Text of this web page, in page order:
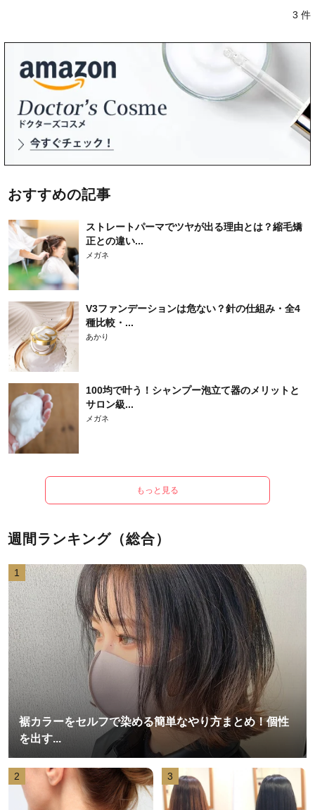
3 件
おすすめの記事
ストレートパーマでツヤが出る理由とは？縮毛矯
正との違い...
メガネ
V3ファンデーションは危ない？針の仕組み・全4
種比較・...
あかり
100均で叶う！シャンプー泡立て器のメリットと
サロン級...
メガネ
もっと見る
週間ランキング（総合）
1
裾カラーをセルフで染める簡単なやり方まとめ！個性
を出す...
2 3